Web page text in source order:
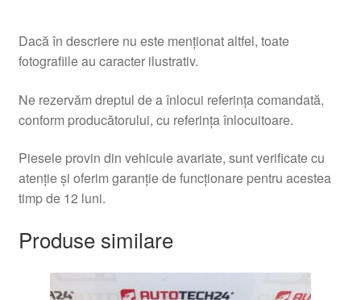
Dacă în descriere nu este menționat altfel, toate
fotografiile au caracter ilustrativ.
Ne rezervăm dreptul de a înlocui referința comandată,
conform producătorului, cu referința înlocuitoare.
Piesele provin din vehicule avariate, sunt verificate cu
atenție și oferim garanție de funcționare pentru acestea
timp de 12 luni.
Produse similare